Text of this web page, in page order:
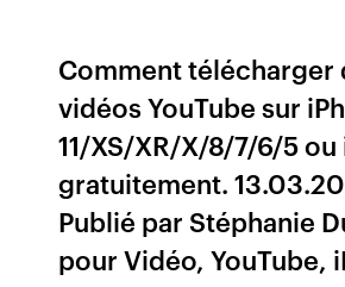
Comment télécharger
vidéos YouTube sur
11/XS/XR/X/8/7/6/5 ou
gratuitement.
Publié par Stéphanie
pour Vidéo, YouTube,